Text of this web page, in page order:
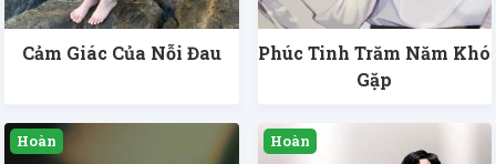
Cảm Giác Của Nỗi Đau
Phúc Tinh Trăm Năm Khó
Gặp